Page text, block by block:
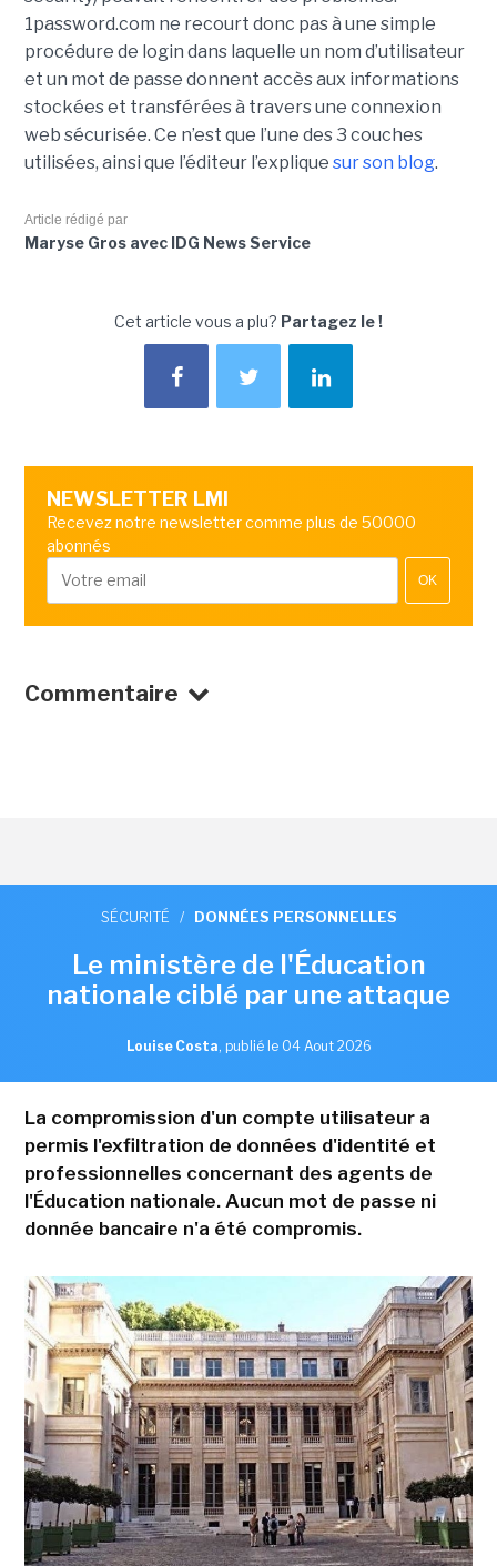
1password.com ne recourt donc pas à une simple
procédure de login dans laquelle un nom d’utilisateur
et un mot de passe donnent accès aux informations
stockées et transférées à travers une connexion
web sécurisée. Ce n’est que l’une des 3 couches
utilisées, ainsi que l’éditeur l’explique sur son blog.
Article rédigé par
Maryse Gros avec IDG News Service
Cet article vous a plu? Partagez le !
NEWSLETTER LMI
Recevez notre newsletter comme plus de 50000
abonnés
OK
Commentaire
SÉCURITÉ / DONNÉES PERSONNELLES
Le ministère de l'Éducation
nationale ciblé par une attaque
Louise Costa, publié le 04 Aout 2026
La compromission d'un compte utilisateur a
permis l'exfiltration de données d'identité et
professionnelles concernant des agents de
l'Éducation nationale. Aucun mot de passe ni
donnée bancaire n'a été compromis.